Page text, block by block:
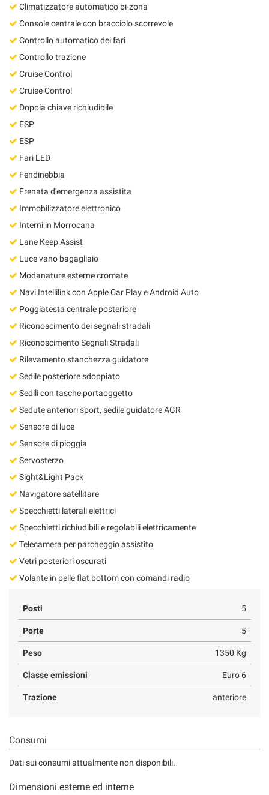
Climatizzatore automatico bi-zona
Console centrale con bracciolo scorrevole
Controllo automatico dei fari
Controllo trazione
Cruise Control
Cruise Control
Doppia chiave richiudibile
ESP
ESP
Fari LED
Fendinebbia
Frenata d'emergenza assistita
Immobilizzatore elettronico
Interni in Morrocana
Lane Keep Assist
Luce vano bagagliaio
Modanature esterne cromate
Navi Intellilink con Apple Car Play e Android Auto
Poggiatesta centrale posteriore
Riconoscimento dei segnali stradali
Riconoscimento Segnali Stradali
Rilevamento stanchezza guidatore
Sedile posteriore sdoppiato
Sedili con tasche portaoggetto
Sedute anteriori sport, sedile guidatore AGR
Sensore di luce
Sensore di pioggia
Servosterzo
Sight&Light Pack
Navigatore satellitare
Specchietti laterali elettrici
Specchietti richiudibili e regolabili elettricamente
Telecamera per parcheggio assistito
Vetri posteriori oscurati
Volante in pelle flat bottom con comandi radio
Posti 5
Porte 5
Peso 1350 Kg
Classe emissioni Euro 6
Trazione anteriore
Consumi
Dati sui consumi attualmente non disponibili.
Dimensioni esterne ed interne